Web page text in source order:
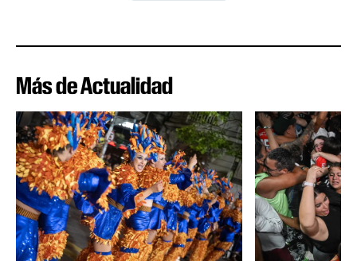
Más de Actualidad